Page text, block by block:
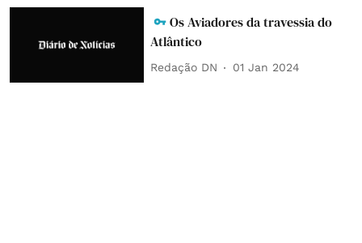
Os Aviadores da travessia do
Atlântico
Redação DN 01 Jan 2024